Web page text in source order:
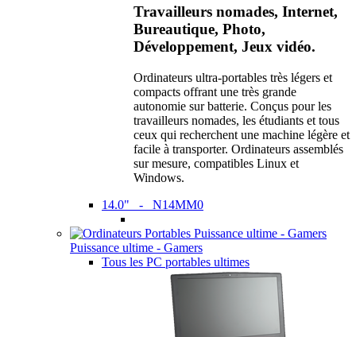
Travailleurs nomades, Internet,
Bureautique, Photo,
Développement, Jeux vidéo.
Ordinateurs ultra-portables très légers et
compacts offrant une très grande
autonomie sur batterie. Conçus pour les
travailleurs nomades, les étudiants et tous
ceux qui recherchent une machine légère et
facile à transporter. Ordinateurs assemblés
sur mesure, compatibles Linux et
Windows.
14.0" - N14MM0
Puissance ultime - Gamers
Tous les PC portables ultimes